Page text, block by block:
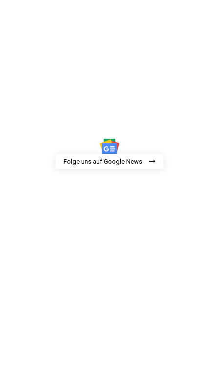
Folge uns auf Google News